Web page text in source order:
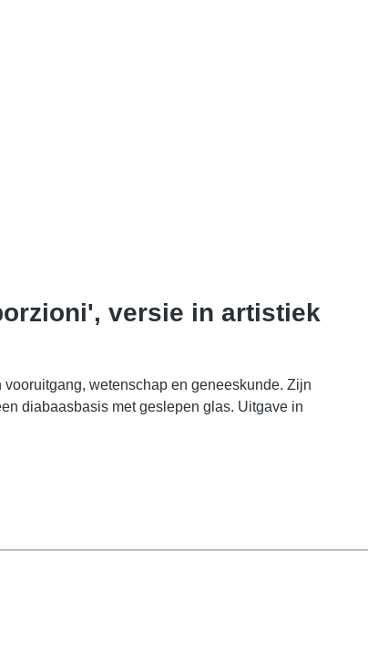
versie in artistiek
wetenschap en geneeskunde. Zijn
diabaasbasis met geslepen glas. Uitgave in